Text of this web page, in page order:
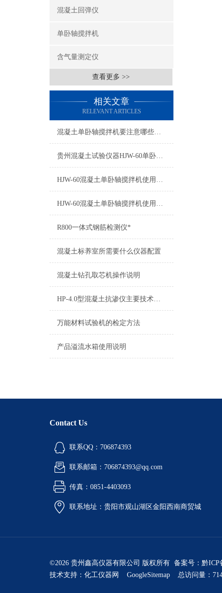
混凝土回弹仪
单卧轴搅拌机
含气量测定仪
查看更多 >>
相关文章
RELEVANT ARTICLES
混凝土单卧轴搅拌机要注意哪些要点
贵州混凝土试验仪器HJW-60单卧轴搅拌机
HJW-60混凝土单卧轴搅拌机使用电源220V±10%
HJW-60混凝土单卧轴搅拌机使用说明
R800一体式钢筋检测仪*
混凝土标养室所需要什么仪器配置
混凝土钻孔取芯机操作说明
HP-4.0型混凝土抗渗仪主要技术参数
万能材料试验机的检定方法
产品溢流水箱使用说明
Contact Us
联系QQ：706874393
联系邮箱：706874393@qq.com
传真：0851-4403093
联系地址：贵阳市观山湖区金阳西南商贸城
©2026 贵州鑫高仪器有限公司 版权所有 备案号： 黔ICP
技术支持： 化工仪器网 GoogleSitemap 总访问量：